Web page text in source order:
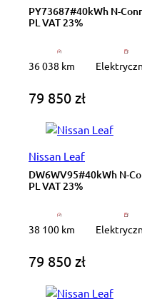
PY73687#40kWh N-
PL VAT 23%
36 038 km
79 850 zł
Nissan Leaf
DW6WV95#40kWh N-
PL VAT 23%
38 100 km
79 850 zł